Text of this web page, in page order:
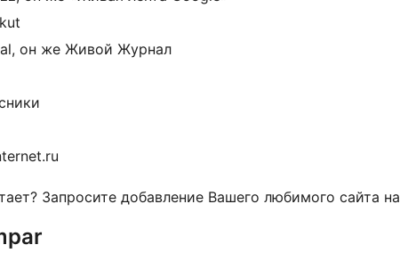
он же Живой Журнал
Запросите добавление Вашего любимого сайта на